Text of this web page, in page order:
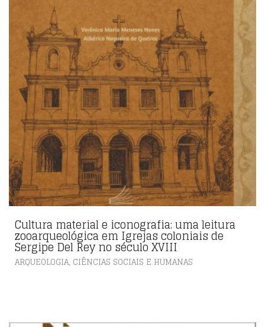
Cultura material e iconografia: uma leitura
zooarqueológica em Igrejas coloniais de
Sergipe Del Rey no século XVIII
ARQUEOLOGIA, CIÊNCIAS SOCIAIS E HUMANAS